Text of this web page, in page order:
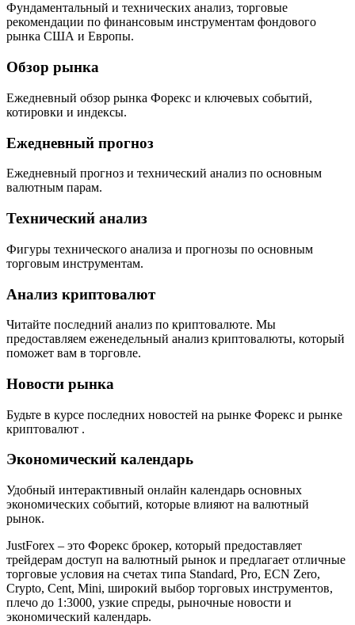
Фундаментальный и технических анализ, торговые
рекомендации по финансовым инструментам фондового
рынка США и Европы.
Обзор рынка
Ежедневный обзор рынка Форекс и ключевых событий,
котировки и индексы.
Ежедневный прогноз
Ежедневный прогноз и технический анализ по основным
валютным парам.
Технический анализ
Фигуры технического анализа и прогнозы по основным
торговым инструментам.
Анализ криптовалют
Читайте последний анализ по криптовалюте. Мы
предоставляем еженедельный анализ криптовалюты, который
поможет вам в торговле.
Новости рынка
Будьте в курсе последних новостей на рынке Форекс и рынке
криптовалют .
Экономический календарь
Удобный интерактивный онлайн календарь основных
экономических событий, которые влияют на валютный
рынок.
JustForex – это Форекс брокер, который предоставляет
трейдерам доступ на валютный рынок и предлагает отличные
торговые условия на счетах типа Standard, Pro, ECN Zero,
Crypto, Cent, Mini, широкий выбор торговых инструментов,
плечо до 1:3000, узкие спреды, рыночные новости и
экономический календарь.